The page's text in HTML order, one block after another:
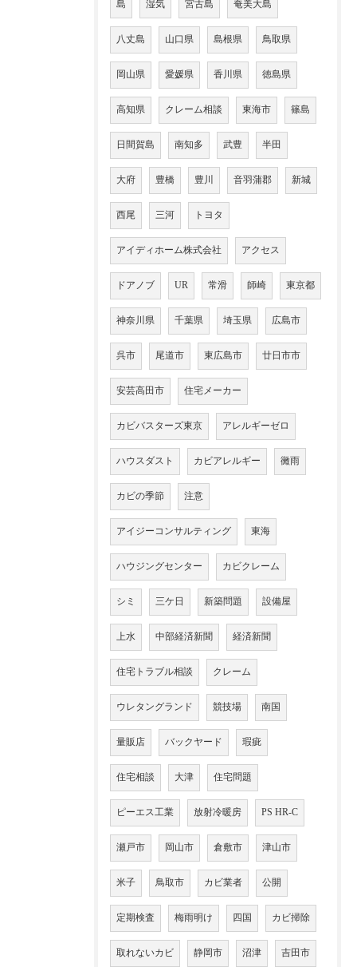
島 湿気 宮古島 奄美大島
八丈島 山口県 島根県 鳥取県
岡山県 愛媛県 香川県 徳島県
高知県 クレーム相談 東海市 篠島
日間賀島 南知多 武豊 半田
大府 豊橋 豊川 音羽蒲郡 新城
西尾 三河 トヨタ
アイディホーム株式会社 アクセス
ドアノブ UR 常滑 師崎 東京都
神奈川県 千葉県 埼玉県 広島市
呉市 尾道市 東広島市 廿日市市
安芸高田市 住宅メーカー
カビバスターズ東京 アレルギーゼロ
ハウスダスト カビアレルギー 黴雨
カビの季節 注意
アイジーコンサルティング 東海
ハウジングセンター カビクレーム
シミ 三ケ日 新築問題 設備屋
上水 中部経済新聞 経済新聞
住宅トラブル相談 クレーム
ウレタングランド 競技場 南国
量販店 バックヤード 瑕疵
住宅相談 大津 住宅問題
ピーエス工業 放射冷暖房 PS HR-C
瀬戸市 岡山市 倉敷市 津山市
米子 鳥取市 カビ業者 公開
定期検査 梅雨明け 四国 カビ掃除
取れないカビ 静岡市 沼津 吉田市